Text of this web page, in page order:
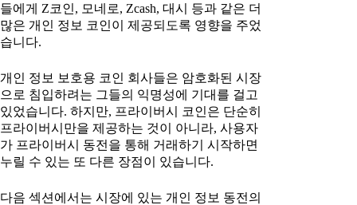
들에게 Z코인, 모네로, Zcash, 대시 등과 같은 더
많은 개인 정보 코인이 제공되도록 영향을 주었
습니다.
개인 정보 보호용 코인 회사들은 암호화된 시장
으로 침입하려는 그들의 익명성에 기대를 걸고
있었습니다. 하지만, 프라이버시 코인은 단순히
프라이버시만을 제공하는 것이 아니라, 사용자
가 프라이버시 동전을 통해 거래하기 시작하면
누릴 수 있는 또 다른 장점이 있습니다.
다음 섹션에서는 시장에 있는 개인 정보 동전의